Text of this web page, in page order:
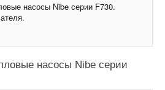
насосы Nibe серии F730.
насосы Nibe серии